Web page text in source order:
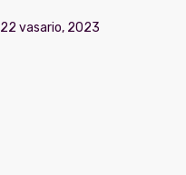
22 vasario, 2023